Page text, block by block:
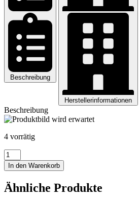
Beschreibung
Herstellerinformationen
Beschreibung
4 vorrätig
Handschuhe,
rustikale
Kinderhandschuhe
Menge
In den Warenkorb
Ähnliche Produkte